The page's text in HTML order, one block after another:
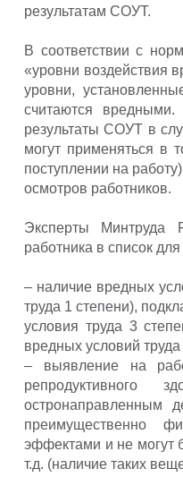
результатам СОУТ.
В соответствии с
«уровни воздействия
уровни,
считаются
результаты СОУТ в
могут применяться в
поступлении на
осмотров работников.
Эксперты Минтруда
работника в список
– наличие вредных
труда 1 степени),
условия труда 3
вредных условий
– выявление на
репродуктивного
остронаправленным
преимущественно
эффектами и не могут
т.д. (наличие таких